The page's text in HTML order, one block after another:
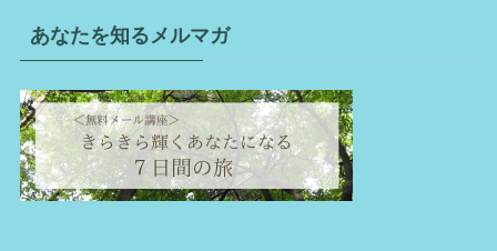
あなたを知るメルマガ